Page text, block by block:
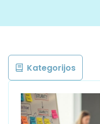
Kategorijos